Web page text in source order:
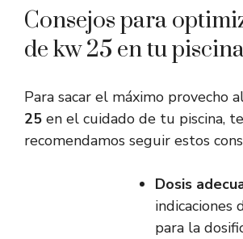
Consejos para
de kw 25 en tu
Para sacar el máximo provecho
25 en el cuidado de tu piscina, te
recomendamos seguir estos
Dosis
indicaciones
para la